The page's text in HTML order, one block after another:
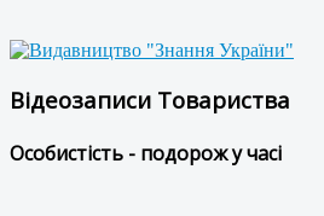
Відеозаписи Товариства
Особистість - подорож у часі